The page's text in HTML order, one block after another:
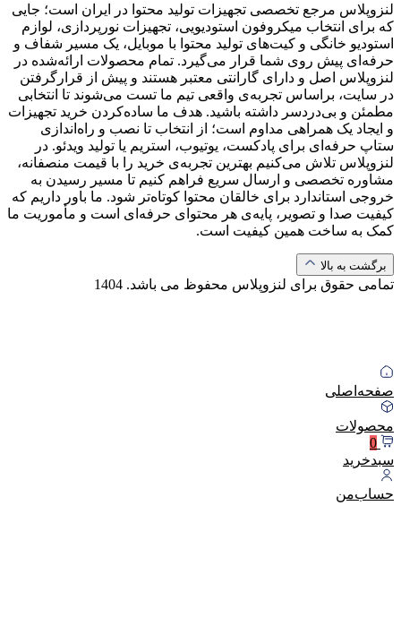
لنزوپلاس مرجع تخصصی تجهیزات تولید محتوا در ایران است؛ جایی
که برای انتخاب میکروفون استودیویی، تجهیزات نورپردازی، لوازم
استودیو خانگی و کیت‌های تولید محتوا با موبایل، یک مسیر شفاف و
حرفه‌ای پیش روی شما قرار می‌گیرد. تمام محصولات ارائه‌شده در
لنزوپلاس اصل و دارای گارانتی معتبر هستند و پیش از قرارگرفتن
در سایت، براساس تجربه‌ی واقعی تیم ما تست می‌شوند تا انتخابی
مطمئن و بی‌دردسر داشته باشید. هدف ما ساده‌کردن خرید تجهیزات
و ایجاد یک همراهی مداوم است؛ از انتخاب تا نصب و راه‌اندازی
ستاپ حرفه‌ای برای پادکست، یوتیوب، استریم یا تولید ویدئو. در
لنزوپلاس تلاش می‌کنیم بهترین تجربه‌ی خرید را با قیمت منصفانه،
مشاوره تخصصی و ارسال سریع فراهم کنیم تا مسیر رسیدن به
خروجی استاندارد برای خالقان محتوا کوتاه‌تر شود. ما باور داریم که
کیفیت صدا و تصویر، پایه‌ی هر محتوای حرفه‌ای است و مأموریت ما
کمک به ساخت همین کیفیت است.
برگشت به بالا
تمامی حقوق برای لنزوپلاس محفوظ می باشد. 1404
صفحه‌اصلی
محصولات
0
سبد‌خرید
حساب‌من